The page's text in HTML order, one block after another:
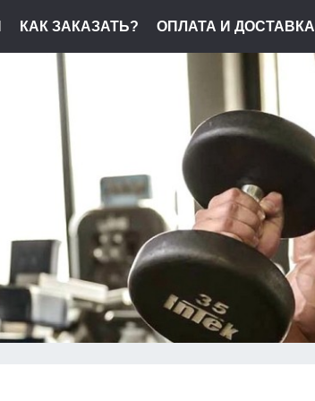
КАК ЗАКАЗАТЬ? ОПЛАТА И ДОСТАВКА